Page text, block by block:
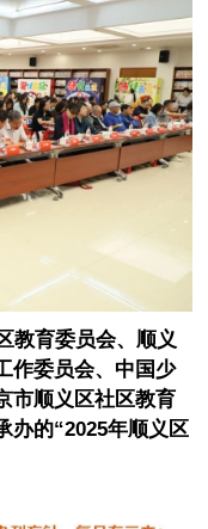
教育委员会、顺义
作委员会、中国少
市顺义区社区教育
办的“2025年顺义区